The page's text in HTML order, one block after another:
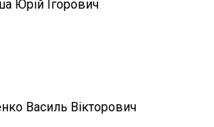
Юрій Ігорович
Василь Вікторович